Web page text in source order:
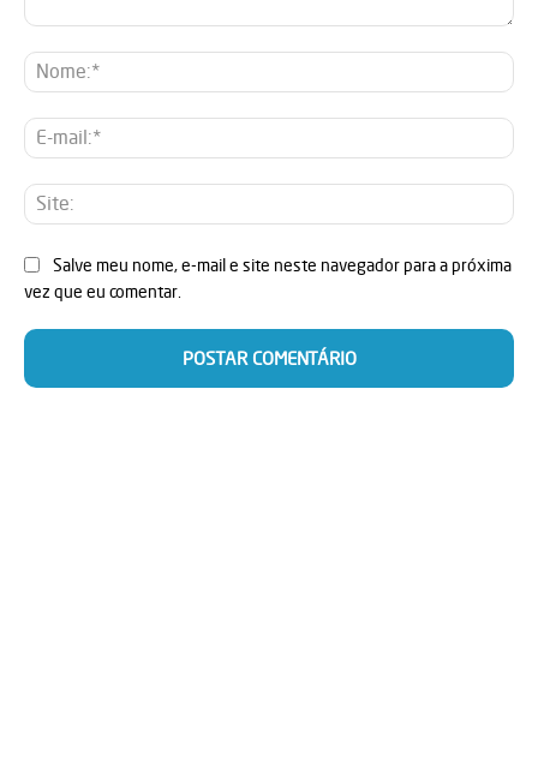
E-
Salve meu nome, e-mail e site neste navegador para a próxima
vez que eu comentar.